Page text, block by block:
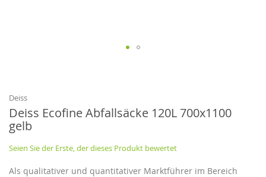
Bildgalerie
springen
Deiss
Deiss Ecofine Abfallsäcke 120L 700x1100
gelb
Seien Sie der Erste, der dieses Produkt bewertet
Als qualitativer und quantitativer Marktführer im Bereich